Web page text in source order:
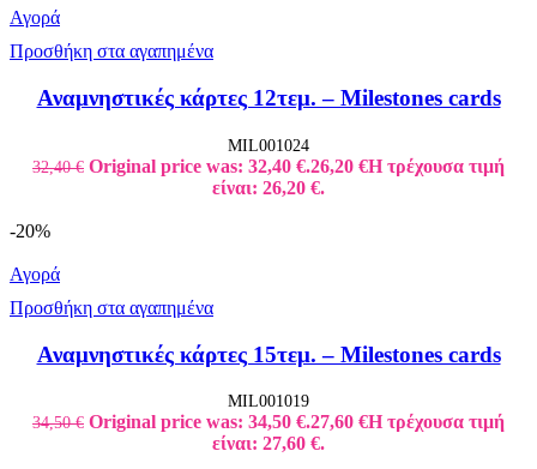
Αγορά
Προσθήκη στα αγαπημένα
Αναμνηστικές κάρτες 12τεμ. – Milestones cards
MIL001024
32,40€ Original price was: 32,40 €.26,20 €Η τρέχουσα τιμή
είναι: 26,20 €.
-20%
Αγορά
Προσθήκη στα αγαπημένα
Αναμνηστικές κάρτες 15τεμ. – Milestones cards
MIL001019
34,50€ Original price was: 34,50 €.27,60 €Η τρέχουσα τιμή
είναι: 27,60 €.